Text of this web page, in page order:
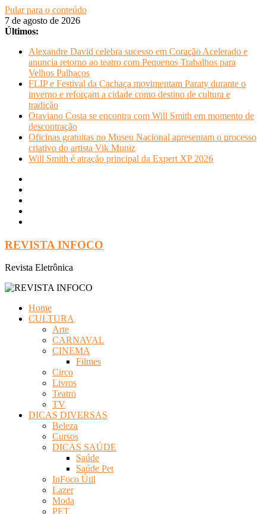
Pular para o conteúdo
7 de agosto de 2026
Últimos:
Alexandre David celebra sucesso em Coração Acelerado e
anuncia retorno ao teatro com Pequenos Trabalhos para
Velhos Palhaços
FLIP e Festival da Cachaça movimentam Paraty durante o
inverno e reforçam a cidade como destino de cultura e
tradição
Otaviano Costa se encontra com Will Smith em momento de
descontração
Oficinas gratuitas no Museu Nacional apresentam o processo
criativo do artista Vik Muniz
Will Smith é atração principal da Expert XP 2026
REVISTA INFOCO
Revista Eletrônica
Home
CULTURA
Arte
CARNAVAL
CINEMA
Filmes
Circo
Livros
Teatro
TV
DICAS DIVERSAS
Beleza
Cursos
DICAS SAÚDE
Saúde
Saúde Pet
InFoco Útil
Lazer
Moda
PET